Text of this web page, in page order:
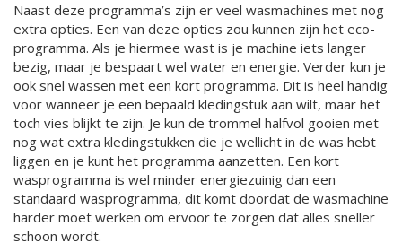
Naast deze programma’s zijn er veel wasmachines met nog
extra opties. Een van deze opties zou kunnen zijn het eco-
programma. Als je hiermee wast is je machine iets langer
bezig, maar je bespaart wel water en energie. Verder kun je
ook snel wassen met een kort programma. Dit is heel handig
voor wanneer je een bepaald kledingstuk aan wilt, maar het
toch vies blijkt te zijn. Je kun de trommel halfvol gooien met
nog wat extra kledingstukken die je wellicht in de was hebt
liggen en je kunt het programma aanzetten. Een kort
wasprogramma is wel minder energiezuinig dan een
standaard wasprogramma, dit komt doordat de wasmachine
harder moet werken om ervoor te zorgen dat alles sneller
schoon wordt.